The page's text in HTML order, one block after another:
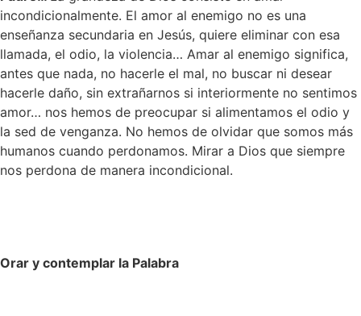
incondicionalmente. El amor al enemigo no es una
enseñanza secundaria en Jesús, quiere eliminar con esa
llamada, el odio, la violencia… Amar al enemigo significa,
antes que nada, no hacerle el mal, no buscar ni desear
hacerle daño, sin extrañarnos si interiormente no sentimos
amor… nos hemos de preocupar si alimentamos el odio y
la sed de venganza. No hemos de olvidar que somos más
humanos cuando perdonamos. Mirar a Dios que siempre
nos perdona de manera incondicional.
Orar y contemplar la Palabra